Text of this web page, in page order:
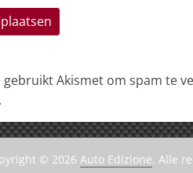
gebruikt Akismet om spam te
.
© 2026 Auto Edizione. Alle